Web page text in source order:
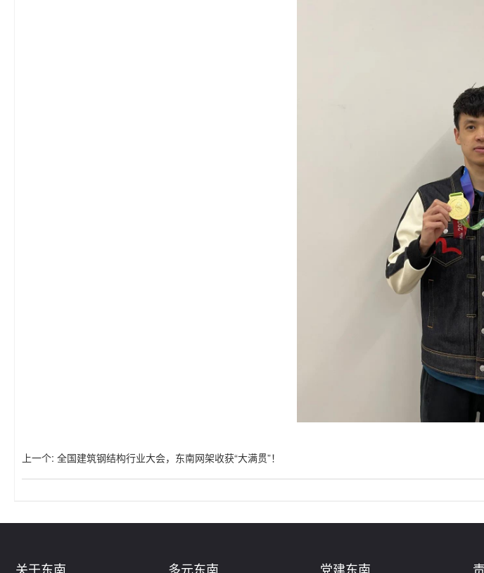
上一个: 全国建筑钢结构行业大会，东南网架收获“大满贯”！
关于东南 多元东南 党建东南